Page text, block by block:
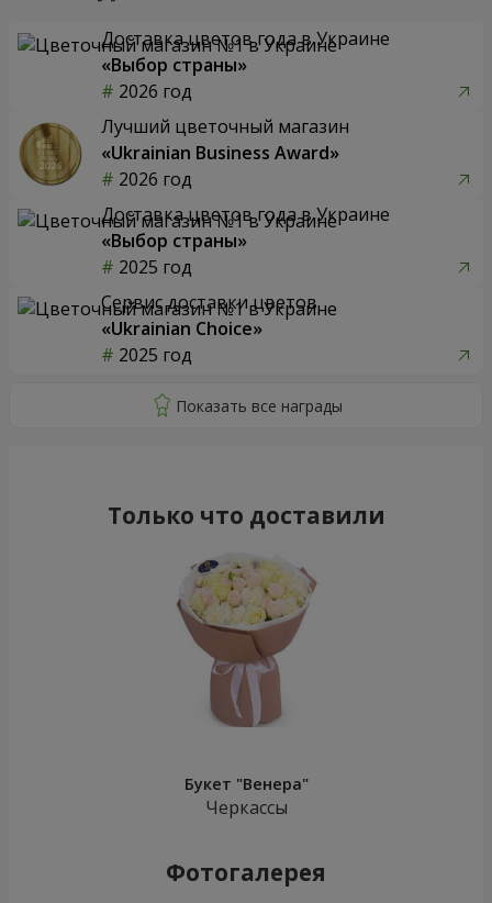
Доставка цветов года в Украине
«Выбор страны»
2026 год
Лучший цветочный магазин
«Ukrainian Business Award»
2026 год
Доставка цветов года в Украине
«Выбор страны»
2025 год
Сервис доставки цветов
«Ukrainian Choice»
2025 год
Только что доставили
Букет "Венера"
Черкассы
Фотогалерея